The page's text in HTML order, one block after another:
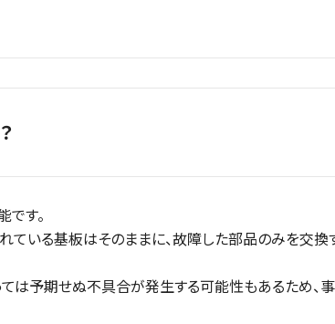
す。
ている基板はそのままに、故障した部品のみを交換
は予期せぬ不具合が発生する可能性もあるため、事